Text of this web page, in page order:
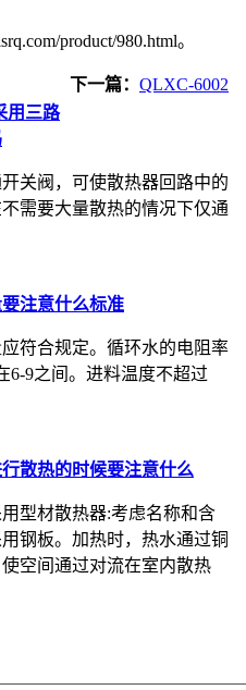
product/980.html。
下一篇： QLXC-6002
用三路
关阀，可使散热器回路中的
需要大量散热的情况下仅通
注意什么标准
符合规定。循环水的电阻率
6-9之间。进料温度不超过
散热的时候要注意什么
型材散热器:考虑名称和含
钢板。加热时，热水通过铜
空间通过对流在室内散热